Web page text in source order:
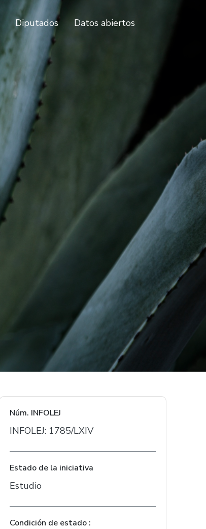
Diputados Datos abiertos
Núm. INFOLEJ
INFOLEJ: 1785/LXIV
Estado de la iniciativa
Estudio
Condición de estado :